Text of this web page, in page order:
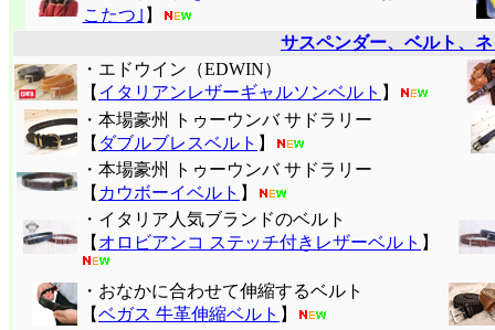
こたつ｣ 】
サスペンダー、ベルト、
・エドウイン（EDWIN）
【 イタリアンレザーギャルソンベルト 】
・本場豪州 トゥーウンバ サドラリー
【 ダブルブレスベルト 】
・本場豪州 トゥーウンバ サドラリー
【 カウボーイベルト 】
・イタリア人気ブランドのベルト
【 オロビアンコ ステッチ付きレザーベルト 】
・おなかに合わせて伸縮するベルト
【ベガス 牛革伸縮ベルト 】